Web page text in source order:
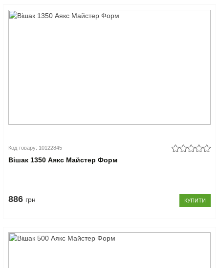
Код товару: 10122845
Вішак 1350 Аякс Майстер Форм
886 грн КУПИТИ